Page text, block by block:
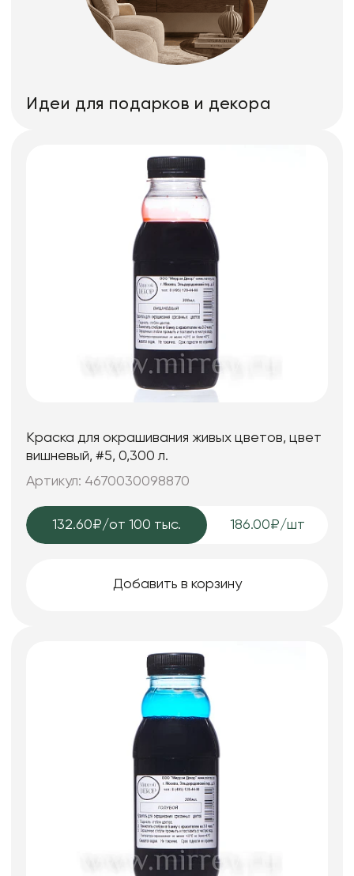
Идеи для подарков и декора
Краска для окрашивания живых цветов, цвет
вишневый, #5, 0,300 л.
Артикул: 4670030098870
132.60₽/от 100 тыс. 186.00₽/шт
Добавить в корзину